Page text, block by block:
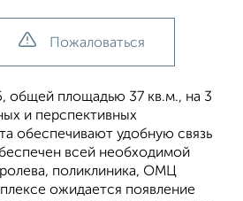
Пожаловаться
общей площадью 37 кв.м., на 3
и перспективных
обеспечивают удобную связь
всей необходимой
поликлиника, ОМЦ
ожидается появление